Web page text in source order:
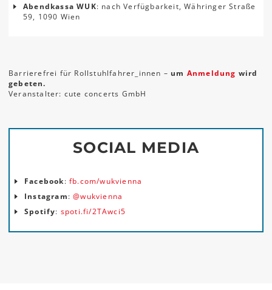
Abendkassa WUK: nach Verfügbarkeit, Währinger Straße
59, 1090 Wien
Barrierefrei für Rollstuhlfahrer_innen – um Anmeldung wird
gebeten.
Veranstalter: cute concerts GmbH
SOCIAL MEDIA
Facebook:fb.com/wukvienna
Instagram:@wukvienna
Spotify: spoti.fi/2TAwci5